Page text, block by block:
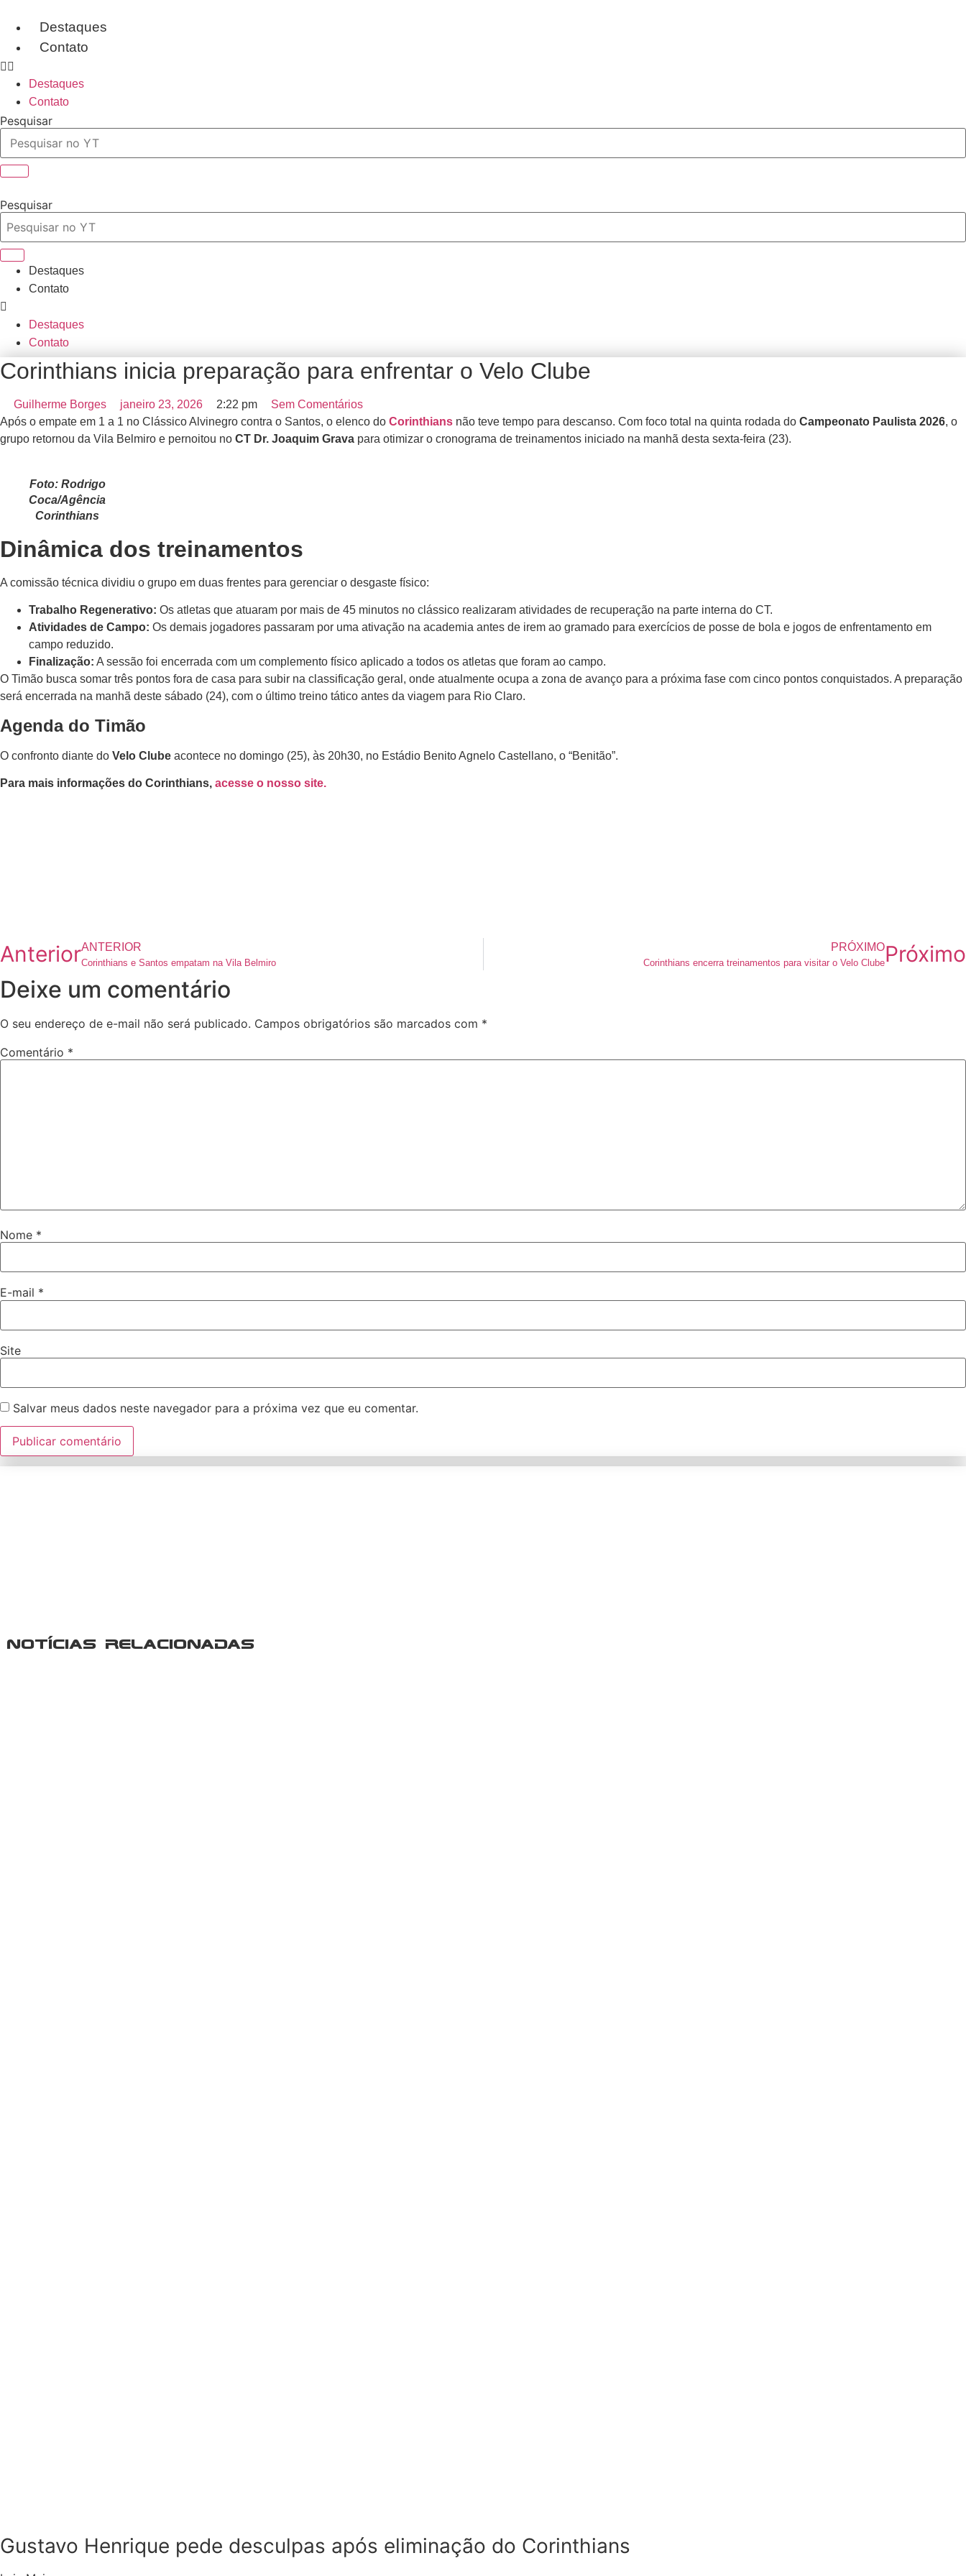
para
conteúdo
Destaques
Contato
Destaques
Contato
Pesquisar
Pesquisar
Destaques
Contato
Destaques
Contato
Corinthians inicia preparação para enfrentar o Velo Clube
Guilherme Borges janeiro 23, 2026 2:22 pm
Sem Comentários
Após o empate em 1 a 1 no Clássico Alvinegro contra o Santos, o elenco do Corinthians não teve tempo para descanso. Com foco total na quinta rodada do Campeonato Paulista 2026, o
grupo retornou da Vila Belmiro e pernoitou no CT Dr. Joaquim Grava para otimizar o cronograma de treinamentos iniciado na manhã desta sexta-feira (23).
Foto: Rodrigo
Coca/Agência
Corinthians
Dinâmica dos treinamentos
A comissão técnica dividiu o grupo em duas frentes para gerenciar o desgaste físico:
Trabalho Regenerativo: Os atletas que atuaram por mais de 45 minutos no clássico realizaram atividades de recuperação na parte interna do CT.
Atividades de Campo: Os demais jogadores passaram por uma ativação na academia antes de irem ao gramado para exercícios de posse de bola e jogos de enfrentamento em
campo reduzido.
Finalização: A sessão foi encerrada com um complemento físico aplicado a todos os atletas que foram ao campo.
O Timão busca somar três pontos fora de casa para subir na classificação geral, onde atualmente ocupa a zona de avanço para a próxima fase com cinco pontos conquistados. A preparação
será encerrada na manhã deste sábado (24), com o último treino tático antes da viagem para Rio Claro.
Agenda do Timão
O confronto diante do Velo Clube acontece no domingo (25), às 20h30, no Estádio Benito Agnelo Castellano, o “Benitão”.
Para mais informações do Corinthians, acesse o nosso site.
AnteriorANTERIOR
Corinthians e Santos empatam na Vila Belmiro
PRÓXIMO
Corinthians encerra treinamentos para visitar o Velo ClubePróximo
Deixe um comentário
O seu endereço de e-mail não será publicado. Campos obrigatórios são marcados com *
Comentário *
Nome *
E-mail *
Site
Salvar meus dados neste navegador para a próxima vez que eu comentar.
Notícias Relacionadas
Gustavo Henrique pede desculpas após eliminação do Corinthians